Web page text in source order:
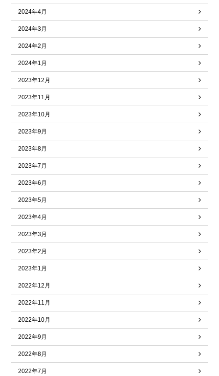
2024年4月
2024年3月
2024年2月
2024年1月
2023年12月
2023年11月
2023年10月
2023年9月
2023年8月
2023年7月
2023年6月
2023年5月
2023年4月
2023年3月
2023年2月
2023年1月
2022年12月
2022年11月
2022年10月
2022年9月
2022年8月
2022年7月